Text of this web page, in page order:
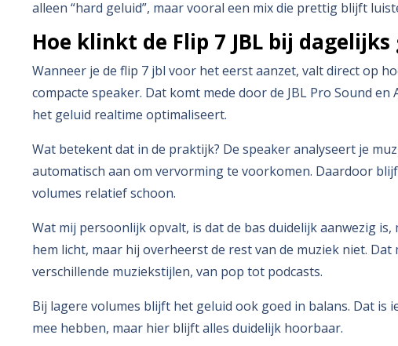
alleen “hard geluid”, maar vooral een mix die prettig blijft
Hoe klinkt de Flip 7 JBL bij
Wanneer je de flip 7 jbl voor het eerst aanzet, valt direct op
compacte speaker. Dat komt mede door de JBL Pro Sound
het geluid realtime optimaliseert.
Wat betekent dat in de praktijk? De speaker analyseert je
automatisch aan om vervorming te voorkomen. Daardoor
volumes relatief schoon.
Wat mij persoonlijk opvalt, is dat de bas duidelijk aanwezig is,
hem licht, maar hij overheerst de rest van de muziek niet.
verschillende muziekstijlen, van pop tot podcasts.
Bij lagere volumes blijft het geluid ook goed in balans. Dat is
mee hebben, maar hier blijft alles duidelijk hoorbaar.